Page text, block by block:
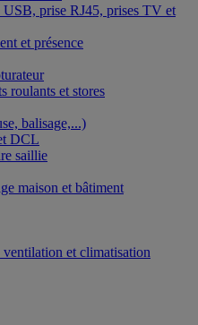
USB, prise RJ45, prises TV et
et présence
roulants et stores
balisage,...)
DCL
saillie
maison et bâtiment
et climatisation